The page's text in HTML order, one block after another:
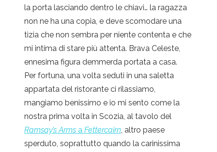
la porta lasciando dentro le chiavi… la ragazza
non ne ha una copia, e deve scomodare una
tizia che non sembra per niente contenta e che
mi intima di stare più attenta. Brava Celeste,
ennesima figura demmerda portata a casa.
Per fortuna, una volta seduti in una saletta
appartata del ristorante ci rilassiamo,
mangiamo benissimo e io mi sento come la
nostra prima volta in Scozia, al tavolo del
Ramsay’s Arms a Fettercairn, altro paese
sperduto, soprattutto quando la carinissima